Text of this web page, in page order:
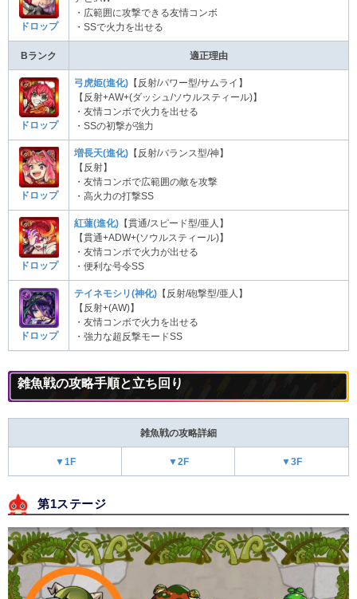
ドロップ
・広範囲に攻撃できる友情コンボ
・SSで火力を出せる
Bランク 適正理由
ドロップ
弓虎姫(進化) 【反射/パワー型/サムライ】
【反射+AW+(ダッシュ/ソウルスティール)】
・友情コンボで火力を出せる
・SSの初撃が強力
ドロップ
増長天(進化) 【反射/バランス型/神】
【反射】
・友情コンボで広範囲の敵を攻撃
・高火力の打撃SS
ドロップ
紅蓮(進化) 【貫通/スピード型/亜人】
【貫通+ADW+(ソウルスティール)】
・友情コンボで火力が出せる
・便利な号令SS
ドロップ
テイネモシリ(神化) 【反射/砲撃型/亜人】
【反射+(AW)】
・友情コンボで火力を出せる
・強力な超反撃モードSS
雑魚戦の攻略手順と立ち回り
雑魚戦の攻略詳細
▼1F ▼2F ▼3F
第1ステージ